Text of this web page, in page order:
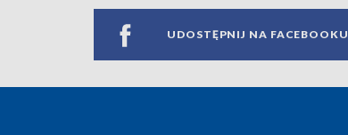
UDOSTĘPNIJ NA FACEBOOKU